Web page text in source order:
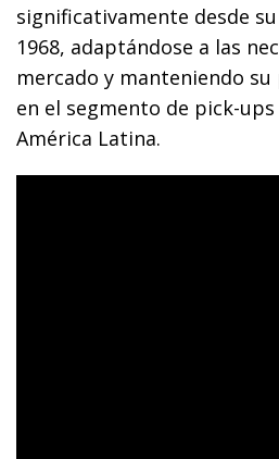
significativamente desde
1968, adaptándose a las
mercado y manteniendo
en el segmento de pick-
América Latina.